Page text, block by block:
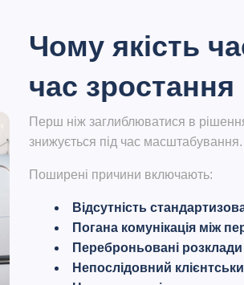
Чому якість
час зростання
Перш ніж заглиблюватися в
знижується під час масштабування.
Поширені причини включають:
Відсутність
Погана комунікація між
Переброньовані розклади
Непослідовний